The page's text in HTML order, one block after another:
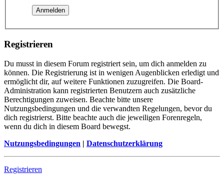
Registrieren
Du musst in diesem Forum registriert sein, um dich anmelden zu
können. Die Registrierung ist in wenigen Augenblicken erledigt und
ermöglicht dir, auf weitere Funktionen zuzugreifen. Die Board-
Administration kann registrierten Benutzern auch zusätzliche
Berechtigungen zuweisen. Beachte bitte unsere
Nutzungsbedingungen und die verwandten Regelungen, bevor du
dich registrierst. Bitte beachte auch die jeweiligen Forenregeln,
wenn du dich in diesem Board bewegst.
Nutzungsbedingungen | Datenschutzerklärung
Registrieren